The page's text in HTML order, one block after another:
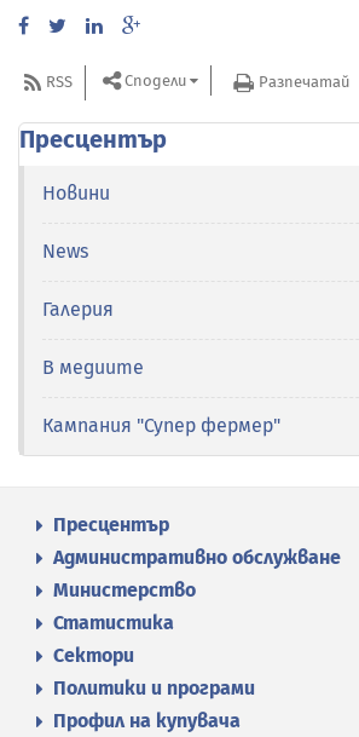
RSS Сподели Разпечатай
Пресцентър
Новини
News
Галерия
В медиите
Кампания "Супер фермер"
Пресцентър
Административно обслужване
Министерство
Статистика
Сектори
Политики и програми
Профил на купувача